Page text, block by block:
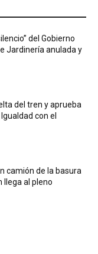
del Gobierno
Jardinería anulada y
del tren y aprueba
con el
camión de la basura
llega al pleno